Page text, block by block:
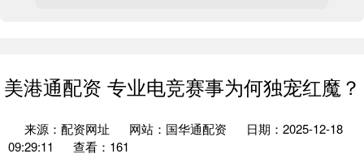
美港通配资 专业电竞赛事为何独宠红魔？
来源：配资网址 网站：国华通配资
日期：2025-12-18
09:29:11
查看：161